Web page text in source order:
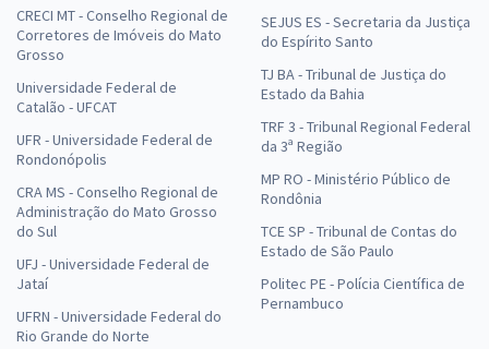
CRECI MT - Conselho Regional de
Corretores de Imóveis do Mato
Grosso
Universidade Federal de
Catalão - UFCAT
UFR - Universidade Federal de
Rondonópolis
CRA MS - Conselho Regional de
Administração do Mato Grosso
do Sul
UFJ - Universidade Federal de
Jataí
UFRN - Universidade Federal do
Rio Grande do Norte
SEJUS ES - Secretaria da Justiça
do Espírito Santo
TJ BA - Tribunal de Justiça do
Estado da Bahia
TRF 3 - Tribunal Regional Federal
da 3ª Região
MP RO - Ministério Público de
Rondônia
TCE SP - Tribunal de Contas do
Estado de São Paulo
Politec PE - Polícia Científica de
Pernambuco